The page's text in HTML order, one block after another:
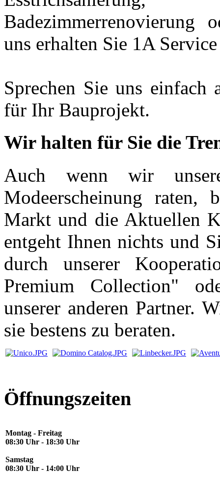
Badezimmerrenovierung
uns erhalten Sie 1A
Sprechen Sie uns
für Ihr Bauprojekt.
Wir halten für Sie die
Auch wenn wir
Modeerscheinung raten,
Markt und die Aktuellen
entgeht Ihnen nichts und
durch unserer
Premium Collection"
unserer anderen Partner.
sie bestens zu beraten.
Öffnungszeiten
Montag - Freitag
08:30 Uhr - 18:30 Uhr
Samstag
08:30 Uhr - 14:00 Uhr